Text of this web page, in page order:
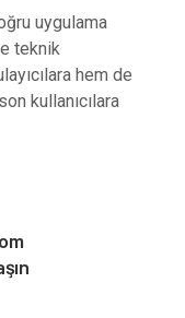
uygulama
teknik
hem de
kullanıcılara